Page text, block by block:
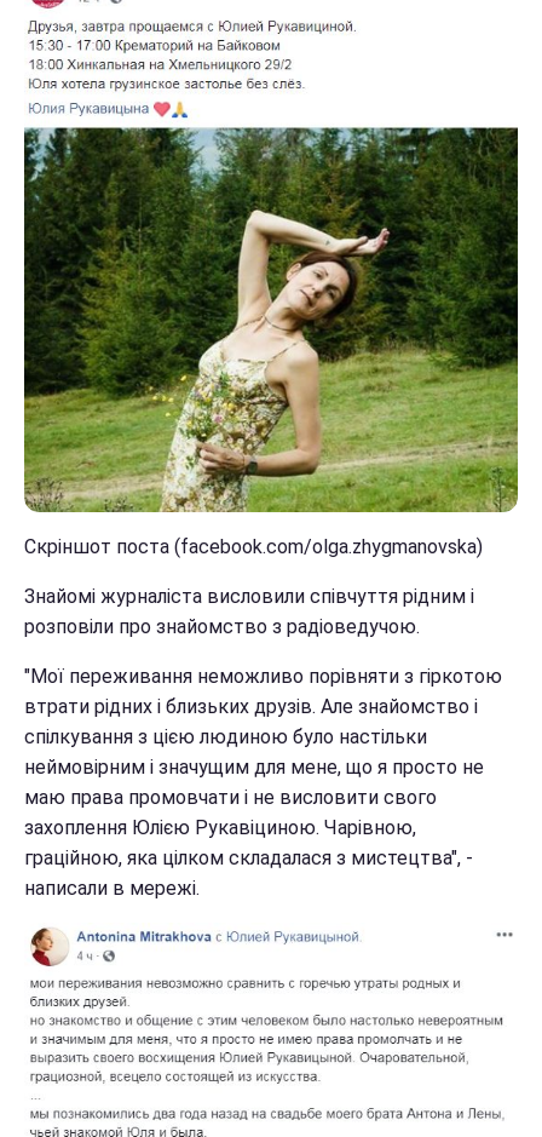
Скріншот поста (facebook.com/olga.zhygmanovska)
Знайомі журналіста висловили співчуття рідним і
розповіли про знайомство з радіоведучою.
"Мої переживання неможливо порівняти з гіркотою
втрати рідних і близьких друзів. Але знайомство і
спілкування з цією людиною було настільки
неймовірним і значущим для мене, що я просто не
маю права промовчати і не висловити свого
захоплення Юлією Рукавіциною. Чарівною,
граційною, яка цілком складалася з мистецтва", -
написали в мережі.